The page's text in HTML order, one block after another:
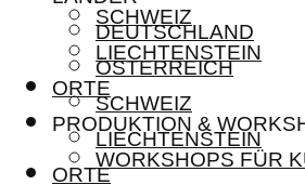
SCHWEIZ
LIECHTENSTEIN
ORTE
PRODUKTION &
WORKSHOPS FÜR
DEUTSCHLAND
ÖSTERREICH
SCHWEIZ
LIECHTENSTEIN
ORTE